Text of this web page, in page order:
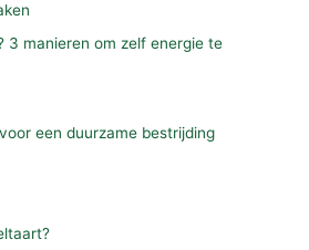
3 manieren om zelf energie te
een duurzame bestrijding